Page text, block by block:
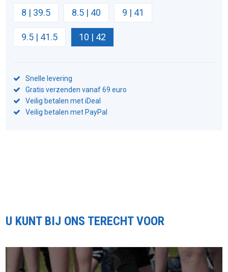
8 | 39.5 8.5 | 40 9 | 41
9.5 | 41.5 10 | 42
Snelle levering
Gratis verzenden vanaf 69 euro
Veilig betalen met iDeal
Veilig betalen met PayPal
U KUNT BIJ ONS TERECHT VOOR